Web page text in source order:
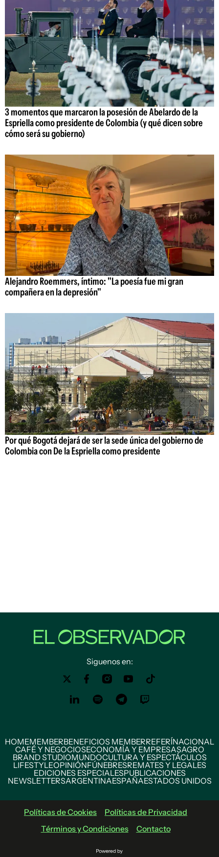
3 momentos que marcaron la posesión de Abelardo de la
Espriella como presidente de Colombia (y qué dicen sobre
cómo será su gobierno)
Alejandro Roemmers, íntimo: "La poesía fue mi gran
compañera en la depresión"
Por qué Bogotá dejará de ser la sede única del gobierno de
Colombia con De la Espriella como presidente
Siguenos en:
HOMEMEMBERBENEFICIOS MEMBERREFERÍNACIONAL
CAFÉ Y NEGOCIOSECONOMÍA Y EMPRESASAGRO
BRAND STUDIOMUNDOCULTURA Y ESPECTÁCULOS
LIFESTYLEOPINIÓNFÚNEBRESREMATES Y LEGALES
EDICIONES ESPECIALESPUBLICACIONES
NEWSLETTERSARGENTINAESPAÑAESTADOS UNIDOS
Políticas de Cookies
Políticas de Privacidad
Términos y Condiciones
Contacto